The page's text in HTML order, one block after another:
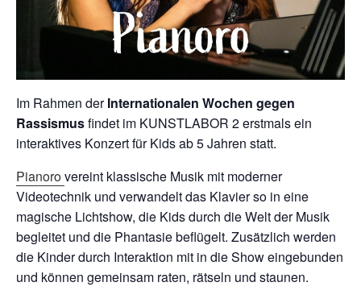
Im Rahmen derInternationalen Wochen gegen
Rassismusfindet im KUNSTLABOR 2 erstmals ein
interaktives Konzert für Kids ab 5 Jahren statt.
Pianorovereint klassische Musik mit moderner
Videotechnik und verwandelt das Klavier so in eine
magische Lichtshow, die Kids durch die Welt der Musik
begleitet und die Phantasie beflügelt. Zusätzlich werden
die Kinder durch Interaktion mit in die Show eingebunden
und können gemeinsam raten, rätseln und staunen.